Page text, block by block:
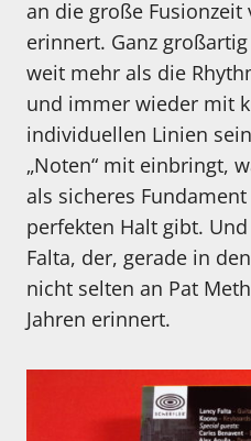
an die große Fusionzeit
erinnert. Ganz
weit mehr als die
und immer wieder mit
individuellen Linien
„Noten“ mit einbringt,
als sicheres
perfekten Halt gibt.
Falta, der, gerade in
nicht selten an Pat
Jahren erinnert.